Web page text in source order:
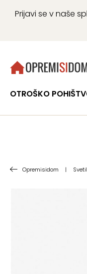
Prijavi se v naše
OTROŠKO
Opremisidom |